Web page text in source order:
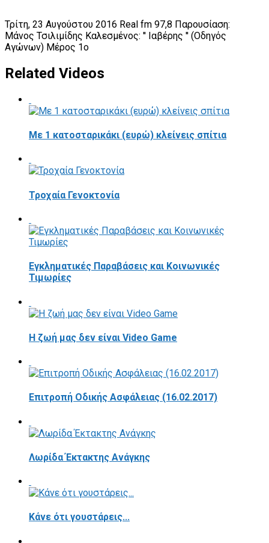
Τρίτη, 23 Αυγούστου 2016 Real fm 97,8 Παρουσίαση:
Μάνος Τσιλιμίδης Καλεσμένος: '' Ιαβέρης '' (Οδηγός
Αγώνων) Μέρος 1ο
Related Videos
Με 1 κατοσταρικάκι (ευρώ) κλείνεις σπίτια
Τροχαία Γενοκτονία
Εγκληματικές Παραβάσεις και Κοινωνικές
Τιμωρίες
Η ζωή μας δεν είναι Video Game
Επιτροπή Οδικής Ασφάλειας (16.02.2017)
Λωρίδα Έκτακτης Ανάγκης
Κάνε ότι γουστάρεις...